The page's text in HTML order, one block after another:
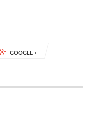
GOOGLE +